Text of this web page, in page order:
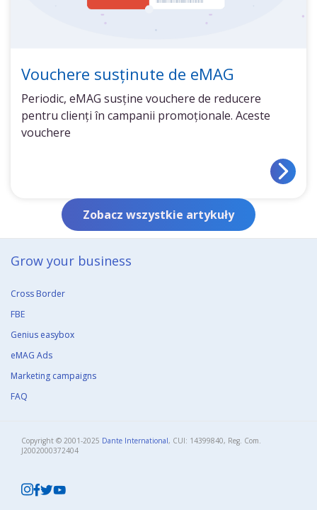
Vouchere susținute de eMAG
Periodic, eMAG susține vouchere de reducere
pentru clienți în campanii promoționale. Aceste
vouchere
Zobacz wszystkie artykuły
Grow your business​
Cross Border
FBE
Genius easybox
eMAG Ads
Marketing campaigns
FAQ
Copyright © 2001-2025 Dante International, CUI: 14399840, Reg. Com.
J2002000372404​